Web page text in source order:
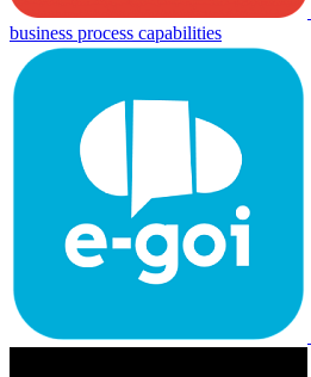
business process capabilities